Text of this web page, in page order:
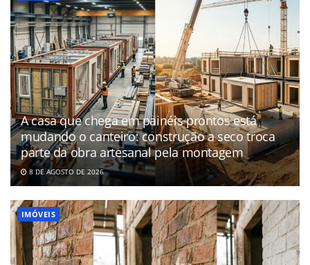
A casa que chega em painéis prontos está
mudando o canteiro: construção a seco troca
parte da obra artesanal pela montagem
8 DE AGOSTO DE 2026
IMÓVEIS